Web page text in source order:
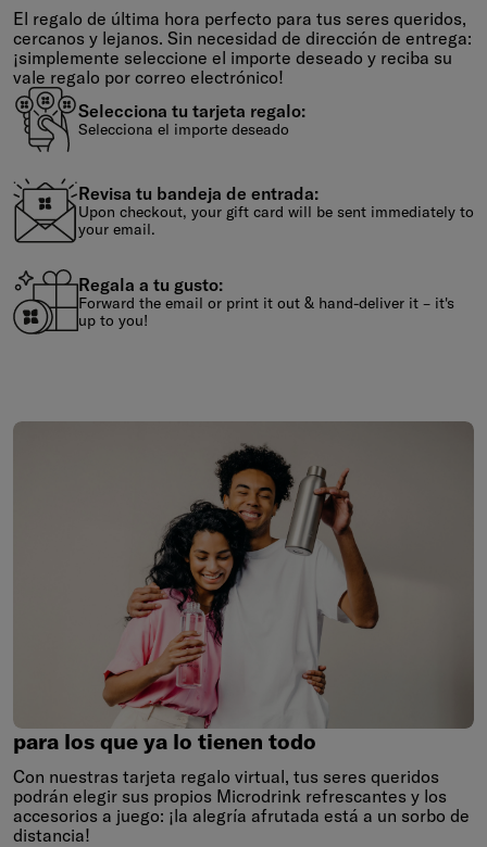
Tarjeta regalo virtual
El regalo de última hora perfecto para tus seres queridos,
cercanos y lejanos. Sin necesidad de dirección de entrega:
¡simplemente seleccione el importe deseado y reciba su
vale regalo por correo electrónico!
Selecciona tu tarjeta regalo:
Selecciona el importe deseado
Revisa tu bandeja de entrada:
Upon checkout, your gift card will be sent immediately to
your email.
Regala a tu gusto:
Forward the email or print it out & hand-deliver it – it's
up to you!
para los que ya lo tienen todo
para los que ya lo tienen todo
Con nuestras tarjeta regalo virtual, tus seres queridos
podrán elegir sus propios Microdrink refrescantes y los
accesorios a juego: ¡la alegría afrutada está a un sorbo de
distancia!